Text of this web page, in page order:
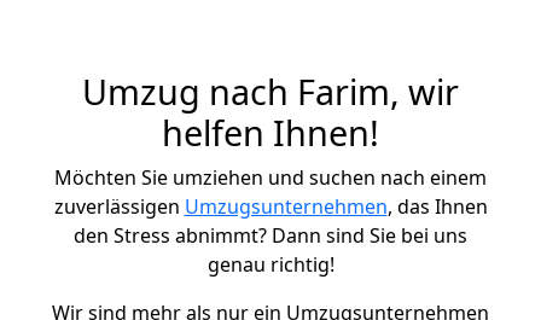
Umzug nach Farim, wir
helfen Ihnen!
Möchten Sie umziehen und suchen nach einem
zuverlässigen Umzugsunternehmen, das Ihnen
den Stress abnimmt? Dann sind Sie bei uns
genau richtig!
Wir sind mehr als nur ein Umzugsunternehmen